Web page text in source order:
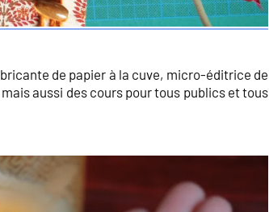
de papier à la cuve, micro-éditrice de
aussi des cours pour tous publics et tous